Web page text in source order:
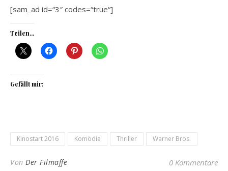
[sam_ad id=“3″ codes=“true“]
Teilen...
Gefällt mir:
Kinostart 2016 Komödie Thriller Warner Bros.
Von Der Filmaffe 0 Kommentare